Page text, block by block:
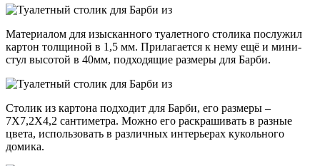
Материалом для изысканного туалетного столика послужил
картон толщиной в 1,5 мм. Прилагается к нему ещё и мини-
стул высотой в 40мм, подходящие размеры для Барби.
Столик из картона подходит для Барби, его размеры –
7Х7,2Х4,2 сантиметра. Можно его раскрашивать в разные
цвета, использовать в различных интерьерах кукольного
домика.